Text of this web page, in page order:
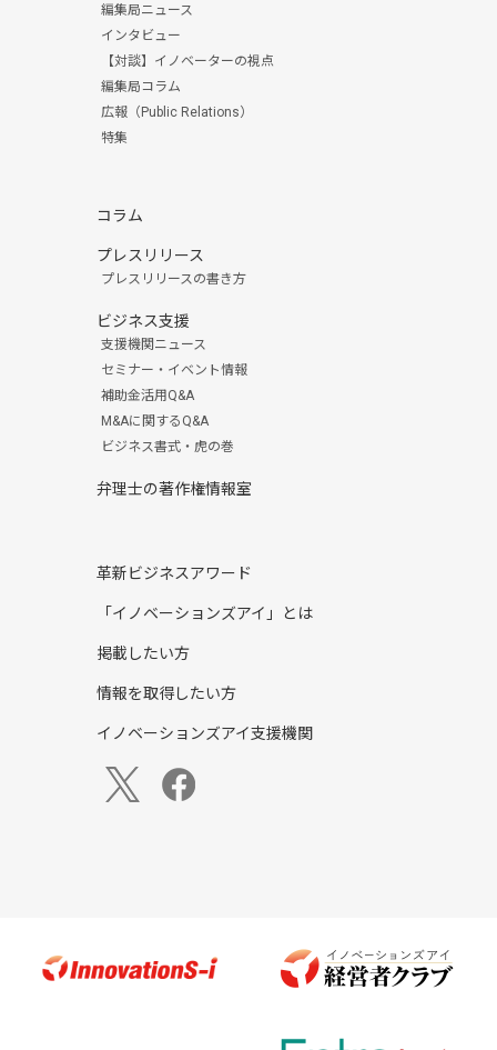
編集局ニュース
インタビュー
【対談】イノベーターの視点
編集局コラム
広報（Public Relations）
特集
コラム
プレスリリース
プレスリリースの書き方
ビジネス支援
支援機関ニュース
セミナー・イベント情報
補助金活用Q&A
M&Aに関するQ&A
ビジネス書式・虎の巻
弁理士の著作権情報室
革新ビジネスアワード
「イノベーションズアイ」とは
掲載したい方
情報を取得したい方
イノベーションズアイ支援機関